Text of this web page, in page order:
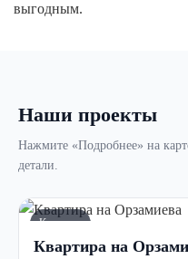
выгодным.
Наши проекты
Нажмите «Подробнее» на
детали.
Квартира
Квартира на